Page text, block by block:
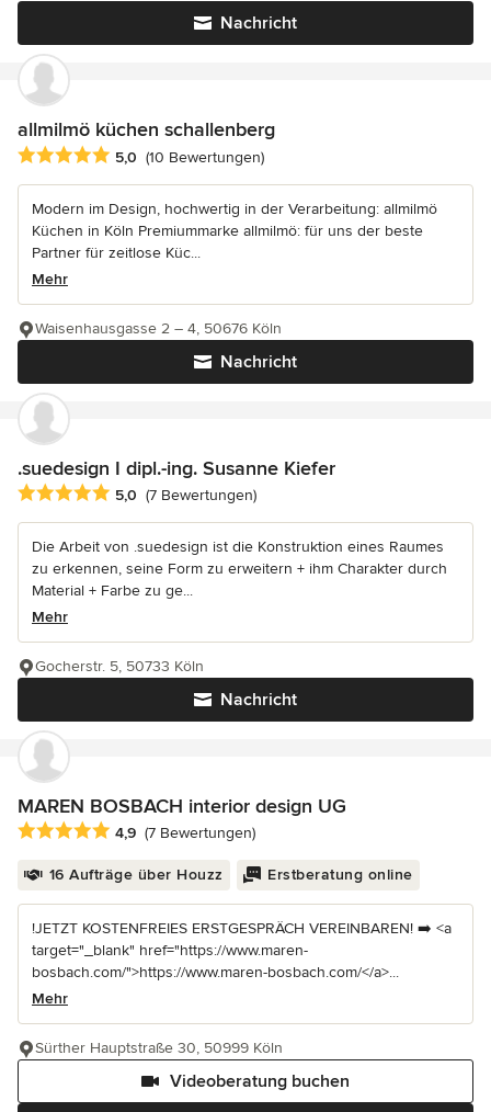
Nachricht
allmilmö küchen schallenberg
Durchschnittliche Bewertung: 5 von 5 Sternen
5,0 (10 Bewertungen)
Modern im Design, hochwertig in der Verarbeitung: allmilmö
Küchen in Köln Premiummarke allmilmö: für uns der beste
Partner für zeitlose Küc...
Mehr
Nachricht
Waisenhausgasse 2 – 4, 50676 Köln
.suedesign I dipl.-ing. Susanne Kiefer
Durchschnittliche Bewertung: 5 von 5 Sternen
5,0 (7 Bewertungen)
Die Arbeit von .suedesign ist die Konstruktion eines Raumes
zu erkennen, seine Form zu erweitern + ihm Charakter durch
Material + Farbe zu ge...
Mehr
Nachricht
Gocherstr. 5, 50733 Köln
MAREN BOSBACH interior design UG
Durchschnittliche Bewertung: 4.9 von 5 Sternen
4,9 (7 Bewertungen)
16 Aufträge über Houzz Erstberatung online
!JETZT KOSTENFREIES ERSTGESPRÄCH VEREINBAREN! ➡️ <a
target="_blank" href="https://www.maren-
bosbach.com/">https://www.maren-bosbach.com/</a>...
Mehr
Videoberatung buchen
Sürther Hauptstraße 30, 50999 Köln